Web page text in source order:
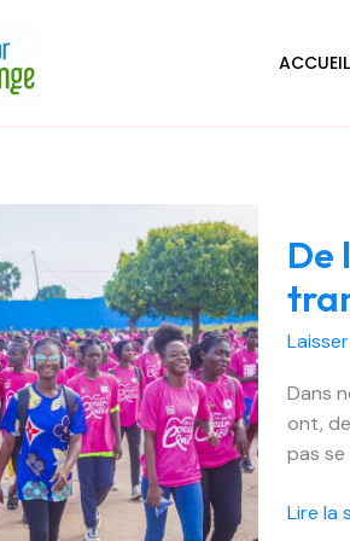
ACCUEIL
De
Dans
ont,
pas
la
à
l’action
All
For
Lire la